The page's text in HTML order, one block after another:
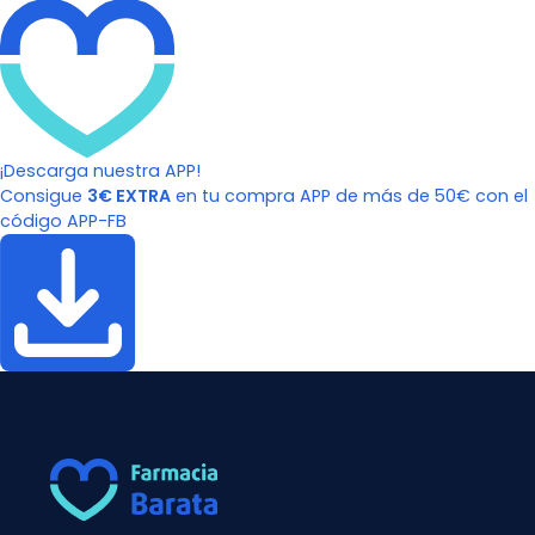
¡Descarga nuestra APP!
Consigue 3€ EXTRA en tu compra APP de más de 50€ con el
código APP-FB